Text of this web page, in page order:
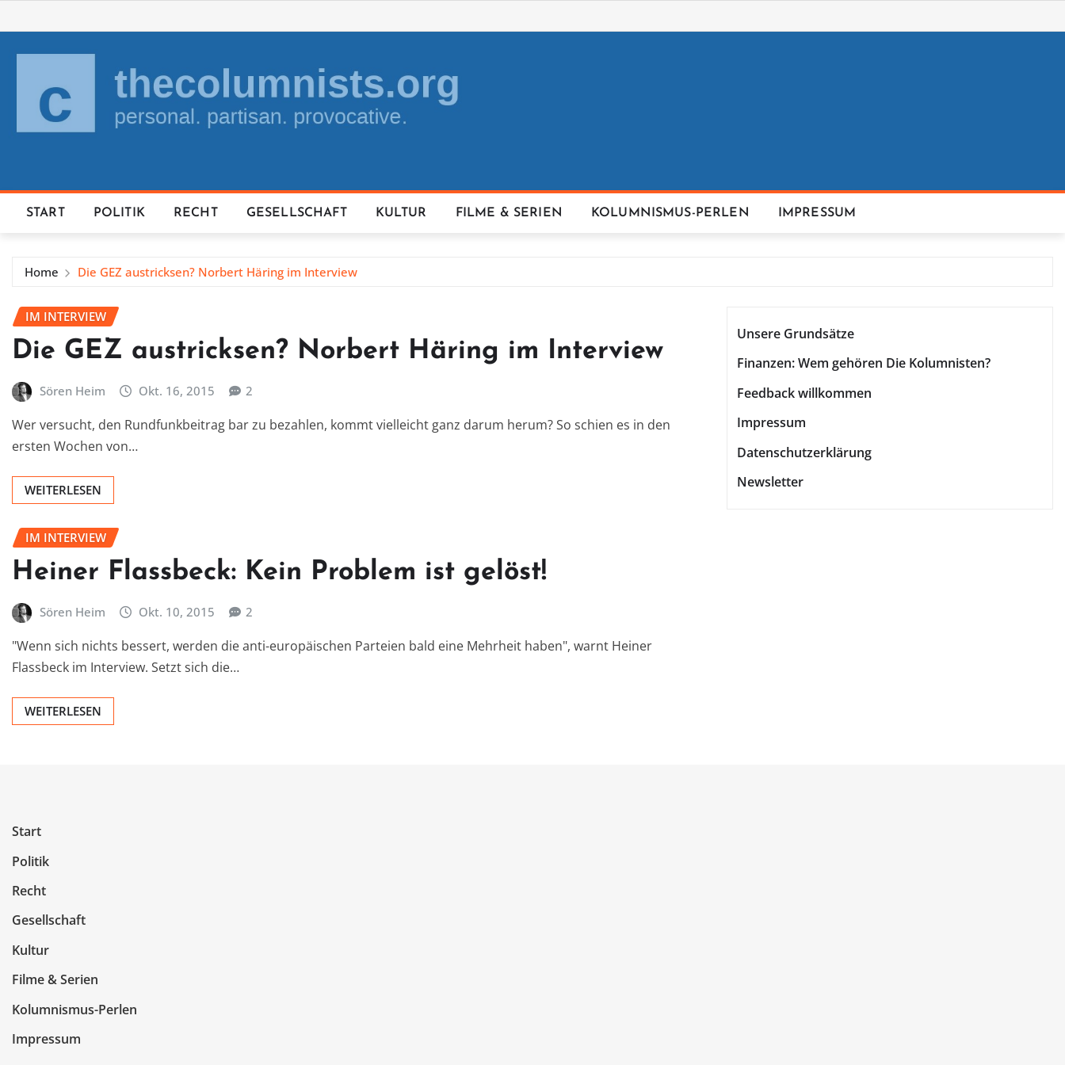
to
content
START POLITIK RECHT GESELLSCHAFT KULTUR FILME & SERIEN KOLUMNISMUS-PERLEN IMPRESSUM
Home Die GEZ austricksen? Norbert Häring im Interview
IM INTERVIEW
Die GEZ austricksen? Norbert Häring im Interview
Sören Heim Okt. 16, 2015 2
Wer versucht, den Rundfunkbeitrag bar zu bezahlen, kommt vielleicht ganz darum herum? So schien es in den
ersten Wochen von…
WEITERLESEN
IM INTERVIEW
Heiner Flassbeck: Kein Problem ist gelöst!
Sören Heim Okt. 10, 2015 2
"Wenn sich nichts bessert, werden die anti-europäischen Parteien bald eine Mehrheit haben", warnt Heiner
Flassbeck im Interview. Setzt sich die…
WEITERLESEN
Unsere Grundsätze
Finanzen: Wem gehören Die Kolumnisten?
Feedback willkommen
Impressum
Datenschutzerklärung
Newsletter
Start
Politik
Recht
Gesellschaft
Kultur
Filme & Serien
Kolumnismus-Perlen
Impressum